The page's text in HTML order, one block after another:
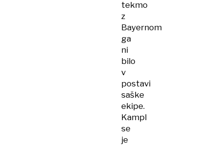
tekmo
z
Bayernom
ga
ni
bilo
v
postavi
saške
ekipe.
Kampl
se
je